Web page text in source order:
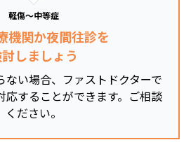
軽傷～中等症
機関か夜間往診を
しましょう
ない場合、ファストドクターで
応することができます。ご相談
ください。